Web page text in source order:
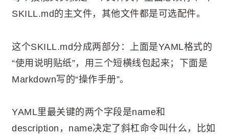
SKILL.md的主文件，其他文件都是可选配件。
这个SKILL.md分成两部分：上面是YAML格式的
“使用说明贴纸”，用三个短横线包起来；下面是
Markdown写的“操作手册”。
YAML里最关键的两个字段是name和
description，name决定了斜杠命令叫什么，比如